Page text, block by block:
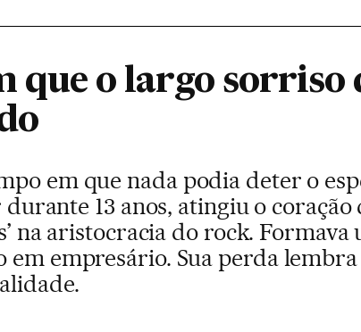
que o largo sorriso
em que nada podia deter o
durante 13 anos, atingiu o
na aristocracia do rock. Formava
empresário. Sua perda lembra